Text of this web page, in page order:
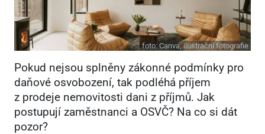
foto: Canva, ilustrační fotografie
Pokud nejsou splněny zákonné podmínky pro
daňové osvobození, tak podléhá příjem
z prodeje nemovitosti dani z příjmů. Jak
postupují zaměstnanci a OSVČ? Na co si dát
pozor?